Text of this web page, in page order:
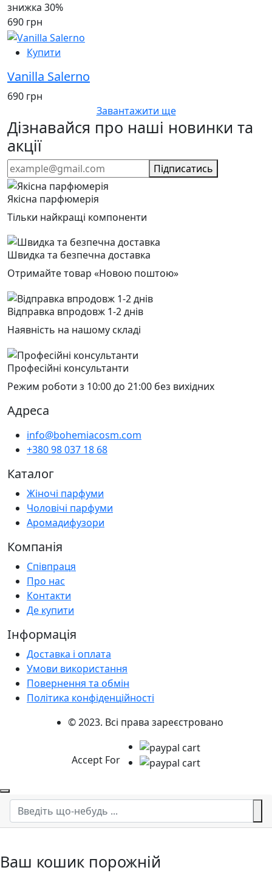
знижка 30%
690 грн
Купити
Vanilla Salerno
690 грн
Завантажити ще
Дізнавайся про наші новинки та
акції
Підписатись
Якісна парфюмерія
Тільки найкращі компоненти
Швидка та безпечна доставка
Отримайте товар «Новою поштою»
Відправка впродовж 1-2 днів
Наявність на нашому складі
Професійні консультанти
Режим роботи з 10:00 до 21:00 без вихідних
Адреса
info@bohemiacosm.com
+380 98 037 18 68
Каталог
Жіночі парфуми
Чоловічі парфуми
Аромадифузори
Компанія
Співпраця
Про нас
Контакти
Де купити
Інформація
Доставка і оплата
Умови використання
Повернення та обмін
Політика конфіденційності
© 2023. Всі права зареєстровано
Accept For
Ваш кошик порожній